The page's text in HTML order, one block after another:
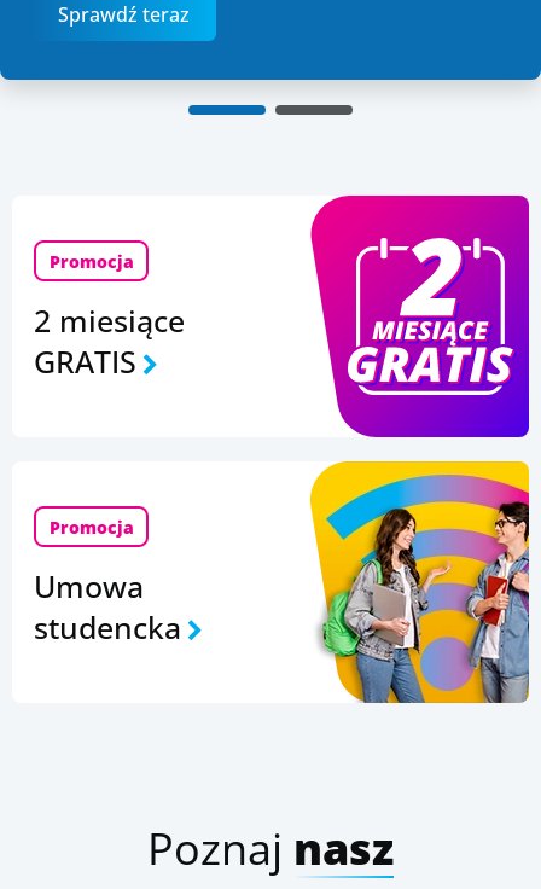
Sprawdź teraz
Promocja
2 miesiące
GRATIS
Promocja
Umowa
studencka
Poznaj nasz